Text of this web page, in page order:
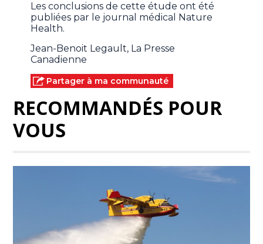
Les conclusions de cette étude ont été
publiées par le journal médical Nature
Health.
Jean-Benoit Legault, La Presse
Canadienne
Partager à ma communauté
RECOMMANDÉS POUR
VOUS